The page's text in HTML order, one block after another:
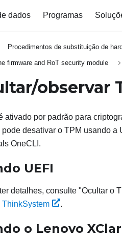
dados Programas
Procedimentos de substituição de
firmware and RoT security module
observar
ativado por padrão para
pode desativar o TPM usando
OneCLI .
UEFI
detalhes, consulte Ocultar o
ThinkSystem
.
o Lenovo